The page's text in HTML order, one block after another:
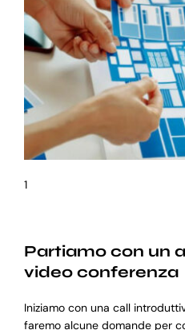
1
Partiamo con un
video conferenza
Iniziamo con una call
faremo alcune domande per